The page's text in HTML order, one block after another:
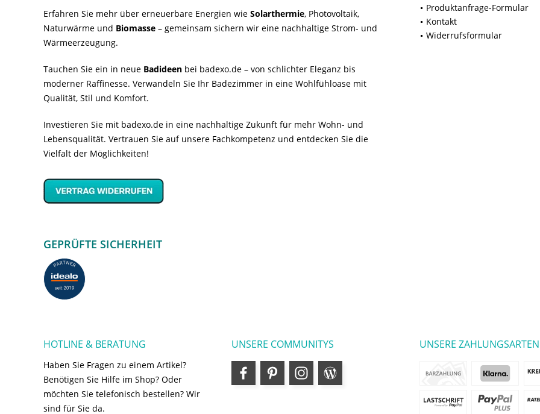
Erfahren Sie mehr über erneuerbare Energien wie Solarthermie, Photovoltaik,
Naturwärme und Biomasse – gemeinsam sichern wir eine nachhaltige Strom- und
Wärmeerzeugung.
Tauchen Sie ein in neue Badideen bei badexo.de – von schlichter Eleganz bis
moderner Raffinesse. Verwandeln Sie Ihr Badezimmer in eine Wohlfühloase mit
Qualität, Stil und Komfort.
Investieren Sie mit badexo.de in eine nachhaltige Zukunft für mehr Wohn- und
Lebensqualität. Vertrauen Sie auf unsere Fachkompetenz und entdecken Sie die
Vielfalt der Möglichkeiten!
GEPRÜFTE SICHERHEIT
Produktanfrage-Formular
Kontakt
Widerrufsformular
HOTLINE & BERATUNG
Haben Sie Fragen zu einem Artikel?
Benötigen Sie Hilfe im Shop? Oder
möchten Sie telefonisch bestellen? Wir
sind für Sie da.
UNSERE COMMUNITYS UNSERE ZAHLUNGSARTEN